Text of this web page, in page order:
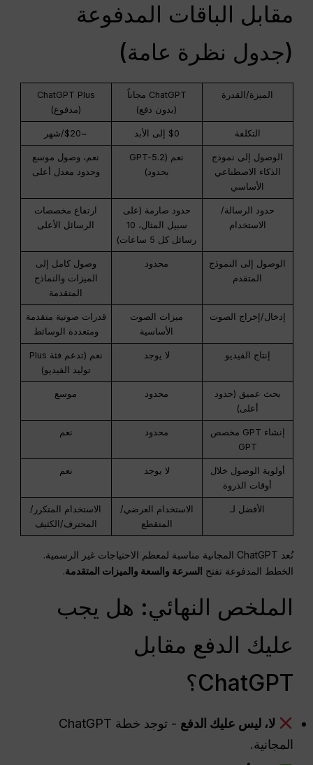
مقابل الباقات المدفوعة
(جدول نظرة عامة)
الميزة/القدرة
ChatGPT مجاناً
(بدون دفع)
ChatGPT Plus
(مدفوع)
التكلفة $0 إلى الأبد ~$20/شهر
الوصول إلى نموذج
الذكاء الاصطناعي
الأساسي
نعم (GPT-5.2
بحدود)
نعم، وصول موسع
وحدود معدل أعلى
حدود الرسالة/
الاستخدام
حدود صارمة (على
سبيل المثال، 10
رسائل كل 5 ساعات)
ارتفاع مخصصات
الرسائل الأعلى
الوصول إلى النموذج
المتقدم
محدود
وصول كامل إلى
الميزات والنماذج
المتقدمة
إدخال/إخراج الصوت
ميزات الصوت
الأساسية
قدرات صوتية متقدمة
ومتعددة الوسائط
إنتاج الفيديو لا يوجد
نعم (تدعم فئة Plus
توليد الفيديو)
بحث عميق (حدود
أعلى)
محدود موسع
إنشاء GPT مخصص
GPT
محدود نعم
أولوية الوصول خلال
أوقات الذروة
لا يوجد نعم
الأفضل لـ
الاستخدام العرضي/
المتقطع
الاستخدام المتكرر/
المحترف/الكثيف
تُعد ChatGPT المجانية مناسبة لمعظم الاحتياجات غير الرسمية.
الخطط المدفوعة تفتح السرعة والسعة والميزات المتقدمة.
الملخص النهائي: هل يجب
عليك الدفع مقابل
ChatGPT؟
لا، ليس عليك الدفع
- توجد خطة ChatGPT
المجانية.